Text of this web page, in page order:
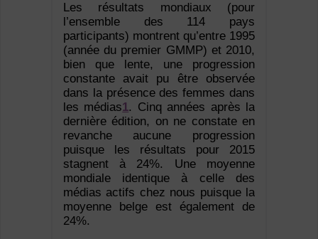
Les résultats mondiaux (pour
l’ensemble des 114 pays
participants) montrent qu’entre 1995
(année du premier GMMP) et 2010,
bien que lente, une progression
constante avait pu être observée
dans la présence des femmes dans
les médias1. Cinq années après la
dernière édition, on ne constate en
revanche aucune progression
puisque les résultats pour 2015
stagnent à 24%. Une moyenne
mondiale identique à celle des
médias actifs chez nous puisque la
moyenne belge est également de
24%.